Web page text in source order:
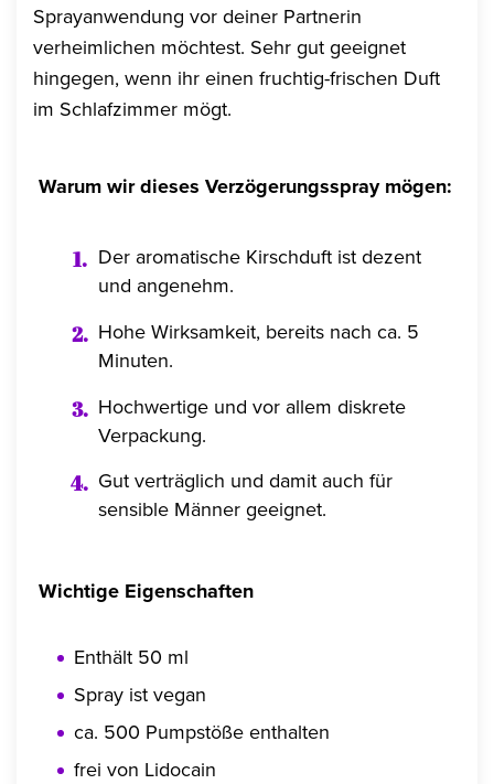
Sprayanwendung vor deiner Partnerin
verheimlichen möchtest. Sehr gut geeignet
hingegen, wenn ihr einen fruchtig-frischen Duft
im Schlafzimmer mögt.
Warum wir dieses Verzögerungsspray mögen:
Der aromatische Kirschduft ist dezent
und angenehm.
Hohe Wirksamkeit, bereits nach ca. 5
Minuten.
Hochwertige und vor allem diskrete
Verpackung.
Gut verträglich und damit auch für
sensible Männer geeignet.
Wichtige Eigenschaften
Enthält 50 ml
Spray ist vegan
ca. 500 Pumpstöße enthalten
frei von Lidocain